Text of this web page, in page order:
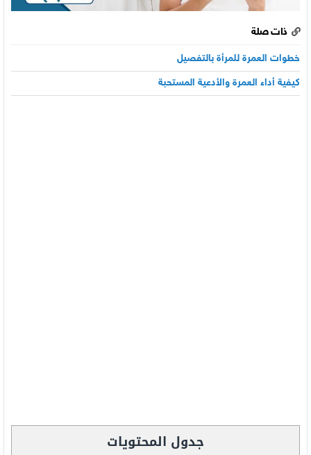
ذات صلة
خطوات العمرة للمرأة بالتفصيل
كيفية أداء العمرة والأدعية المستحبة
جدول المحتويات